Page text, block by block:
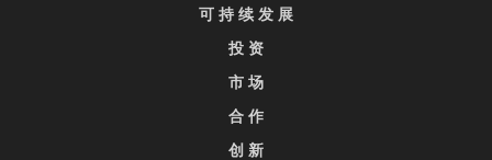
可 持 续 发 展
投 资
市 场
合 作
创 新